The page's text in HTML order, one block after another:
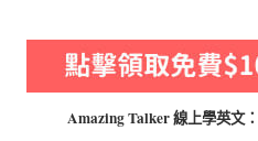
Amazing Talker 線上學英文：